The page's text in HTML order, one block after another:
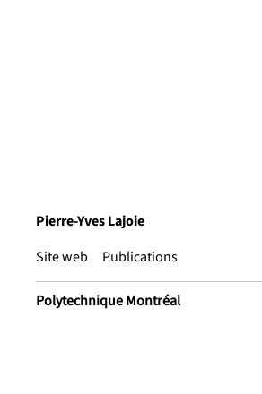
Pierre-Yves Lajoie
Site web
Publications
Polytechnique Montréal